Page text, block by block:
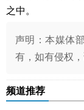
之中。
声明：本媒体
有，如有侵权
频道推荐